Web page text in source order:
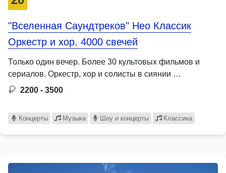
"Вселенная Саундтреков" Нео Классик
Оркестр и хор. 4000 свечей
Только один вечер. Более 30 культовых фильмов и
сериалов. Оркестр, хор и солисты в сиянии …
2200 - 3500
Концерты Музыка Шоу и концерты Классика